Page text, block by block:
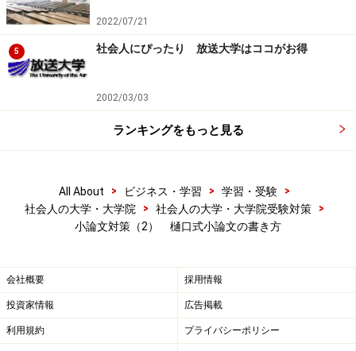
2022/07/21
5 社会人にぴったり 放送大学はココがお得
2002/03/03
ランキングをもっと見る
All About > ビジネス・学習 > 学習・受験
>
社会人の大学・大学院
> 社会人の大学・大学院受験対策
>
小論文対策（2） 樋口式小論文の書き方
会社概要 採用情報
投資家情報 広告掲載
利用規約 プライバシーポリシー